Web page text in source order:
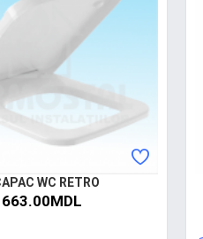
WC RETRO
663.00MDL